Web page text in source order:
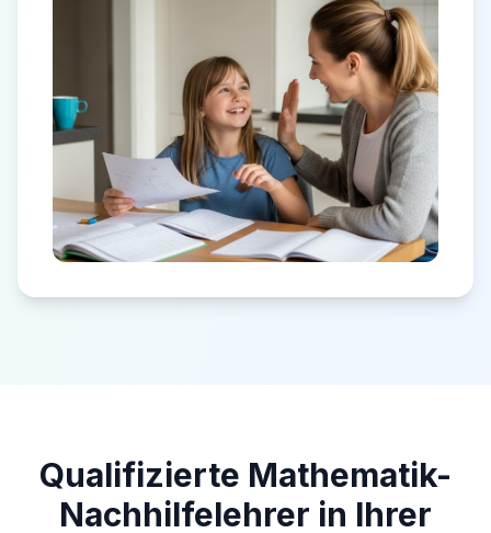
Qualifizierte Mathematik-
Nachhilfelehrer in Ihrer